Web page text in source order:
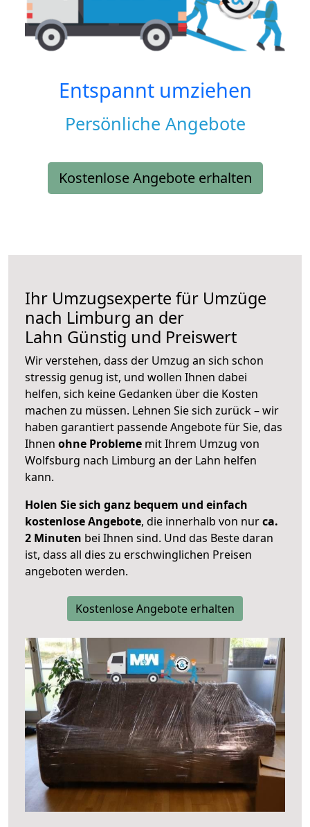
Entspannt umziehen
Persönliche Angebote
Kostenlose Angebote erhalten
Ihr Umzugsexperte für Umzüge
nach Limburg an der
Lahn Günstig und Preiswert
Wir verstehen, dass der Umzug an sich schon
stressig genug ist, und wollen Ihnen dabei
helfen, sich keine Gedanken über die Kosten
machen zu müssen. Lehnen Sie sich zurück – wir
haben garantiert passende Angebote für Sie, das
Ihnen ohne Probleme mit Ihrem Umzug von
Wolfsburg nach Limburg an der Lahn helfen
kann.
Holen Sie sich ganz bequem und einfach
kostenlose Angebote, die innerhalb von nurca.
2 Minuten bei Ihnen sind. Und das Beste daran
ist, dass all dies zu erschwinglichen Preisen
angeboten werden.
Kostenlose Angebote erhalten